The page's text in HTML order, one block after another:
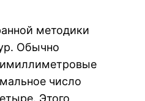
методики
Обычно
число
Этого